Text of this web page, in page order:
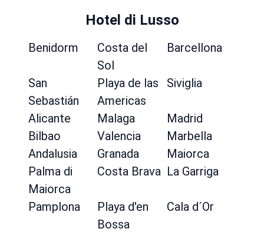
Hotel di Lusso
Benidorm
Costa del
Sol
Barcellona
San
Sebastián
Playa de las
Americas
Siviglia
Alicante Malaga
Madrid
Bilbao
Valencia
Marbella
Andalusia
Granada
Maiorca
Palma di
Maiorca
Costa Brava La Garriga
Pamplona
Playa d'en
Bossa
Cala d´Or